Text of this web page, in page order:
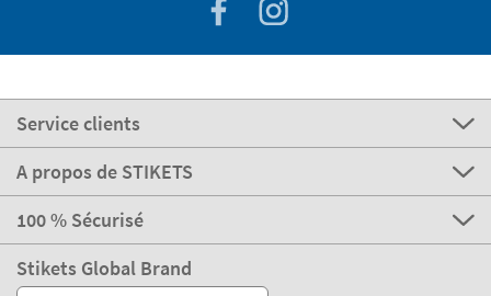
Service clients
A propos de STIKETS
100 % Sécurisé
Stikets Global Brand